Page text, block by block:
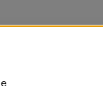
de livraison